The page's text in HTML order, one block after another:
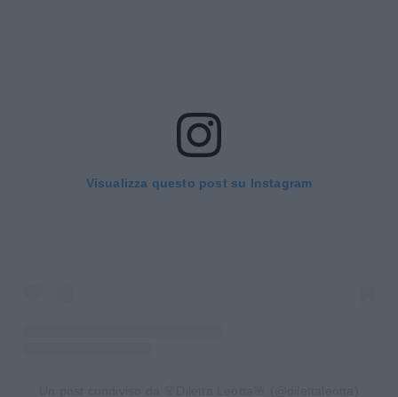
Visualizza questo post su Instagram